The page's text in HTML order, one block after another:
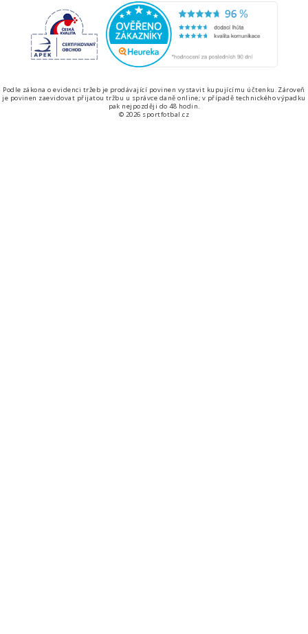
Česká kvalita
Podle zákona o evidenci tržeb je prodávající povinen vystavit kupujícímu účtenku. Zároveň
je povinen zaevidovat přijatou tržbu u správce daně online; v případě technického výpadku
pak nejpozději do 48 hodin.
© 2026 sportfotbal.cz